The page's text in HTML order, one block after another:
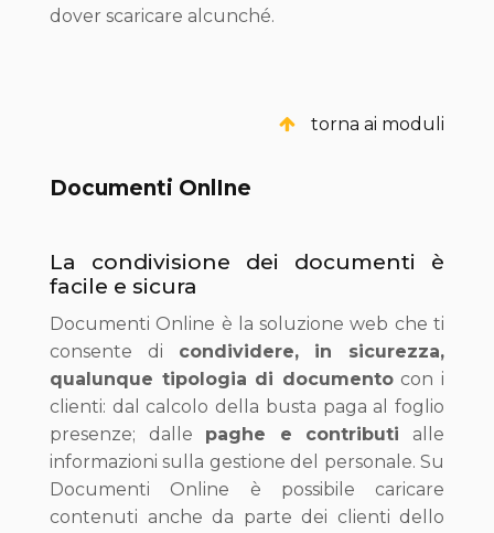
dover scaricare alcunché.
torna ai moduli
Documenti OnlIne
La condivisione dei documenti è
facile e sicura
Documenti Online è la soluzione web che ti
consente di condividere, in sicurezza,
qualunque tipologia di documentocon i
clienti: dal calcolo della busta paga al foglio
presenze; dalle paghe e contributi alle
informazioni sulla gestione del personale. Su
Documenti Online è possibile caricare
contenuti anche da parte dei clienti dello